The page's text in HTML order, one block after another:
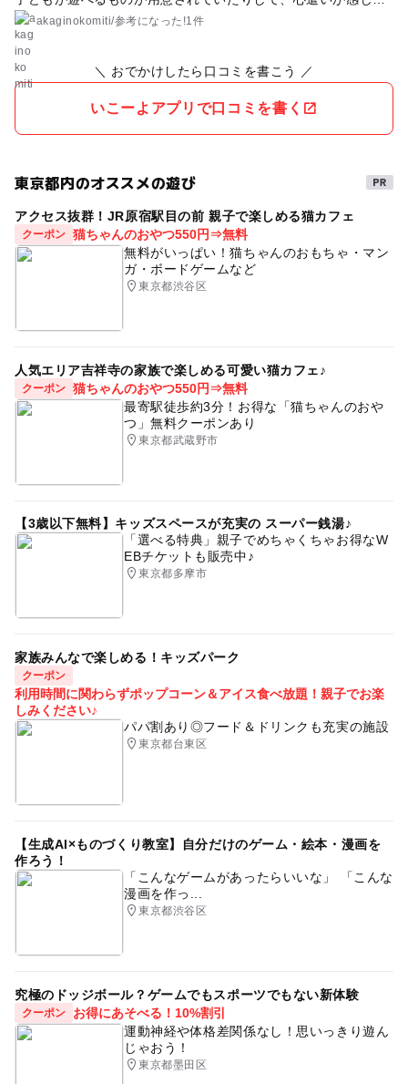
れました。 浮き輪などは持参したほうがいいと思います。
akaginokomiti/参考になった!1件
＼ おでかけしたら口コミを書こう ／
いこーよアプリで口コミを書く
東京都内のオススメの遊び
アクセス抜群！JR原宿駅目の前 親子で楽しめる猫カフェ
クーポン 猫ちゃんのおやつ550円⇒無料
無料がいっぱい！猫ちゃんのおもちゃ・マン
ガ・ボードゲームなど
東京都渋谷区
人気エリア吉祥寺の家族で楽しめる可愛い猫カフェ♪
クーポン 猫ちゃんのおやつ550円⇒無料
最寄駅徒歩約3分！お得な「猫ちゃんのおや
つ」無料クーポンあり
東京都武蔵野市
【3歳以下無料】キッズスペースが充実の スーパー銭湯♪
「選べる特典」親子でめちゃくちゃお得なW
EBチケットも販売中♪
東京都多摩市
家族みんなで楽しめる！キッズパーク
クーポン
利用時間に関わらずポップコーン＆アイス食べ放題！親子でお楽
しみください♪
パパ割あり◎フード＆ドリンクも充実の施設
東京都台東区
【生成AI×ものづくり教室】自分だけのゲーム・絵本・漫画を
作ろう！
「こんなゲームがあったらいいな」 「こんな
漫画を作っ...
東京都渋谷区
究極のドッジボール？ゲームでもスポーツでもない新体験
クーポン
お得にあそべる！10%割引
運動神経や体格差関係なし！思いっきり遊ん
じゃおう！
東京都墨田区